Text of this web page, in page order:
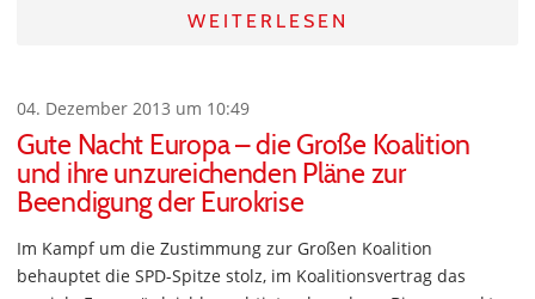
WEITERLESEN
04. Dezember 2013 um 10:49
Gute Nacht Europa – die Große Koalition
und ihre unzureichenden Pläne zur
Beendigung der Eurokrise
Im Kampf um die Zustimmung zur Großen Koalition
behauptet die SPD-Spitze stolz, im Koalitionsvertrag das